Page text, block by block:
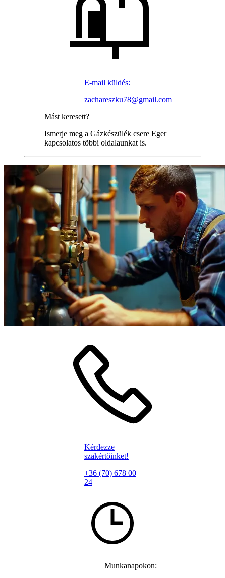
E-mail küldés:
zachareszku78@gmail.com
Mást keresett?
Ismerje meg a Gázkészülék csere Eger
kapcsolatos többi oldalaunkat is.
Kérdezze
szakértőinket!
+36 (70) 678 00
24
Munkanapokon: